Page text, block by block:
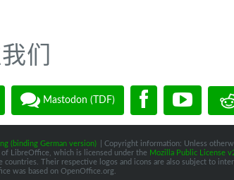
们
Mastodon (TDF)
(binding German version)
| Copyright information: Unless
of LibreOffice, which is licensed under the Mozilla Public License
Their respective logos and icons are also subject to
was based on OpenOffice.org.